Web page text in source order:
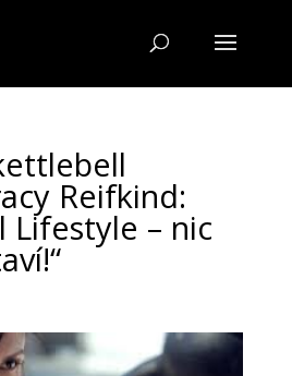
Reifkind:
Lifestyle – nic